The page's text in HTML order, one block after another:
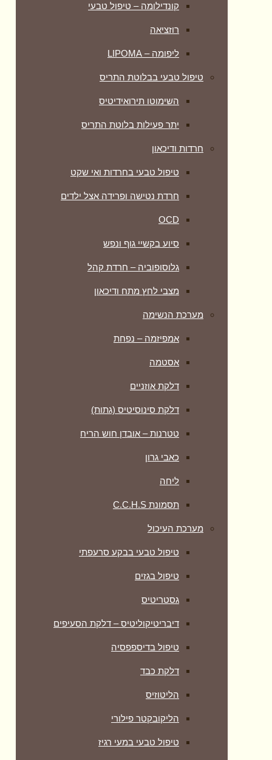
קונדילומה – טיפול טבעי
רוזציאה
ליפומה – LIPOMA
טיפול טבעי בבלוטת התריס
השימוטו תירואידיטיס
יתר פעילות בלוטת התריס
חרדות ודיכאון
טיפול טבעי בחרדות ואי שקט
חרדת נטישה ופרידה אצל ילדים
OCD
סיוע בקשיי גוף ונפש
גלוסופוביה – חרדת קהל
מצבי לחץ מתח ודיכאון
מערכת הנשימה
אמפיזמה – נפחת
אסטמה
דלקת אוזניים
דלקת סינוסיטיס (גתות)
טטרנות – אובדן חוש הריח
כאבי גרון
ליחה
תסמונת C.C.H.S
מערכת העיכול
טיפול טבעי בבקע סרעפתי
טיפול בגזים
גסטריטיס
דיבריטיקוליטיס – דלקת הסעיפים
טיפול בדיספפסיה
דלקת כבד
הליטוזיס
הליקובקטר פילורי
טיפול טבעי במעי רגיז